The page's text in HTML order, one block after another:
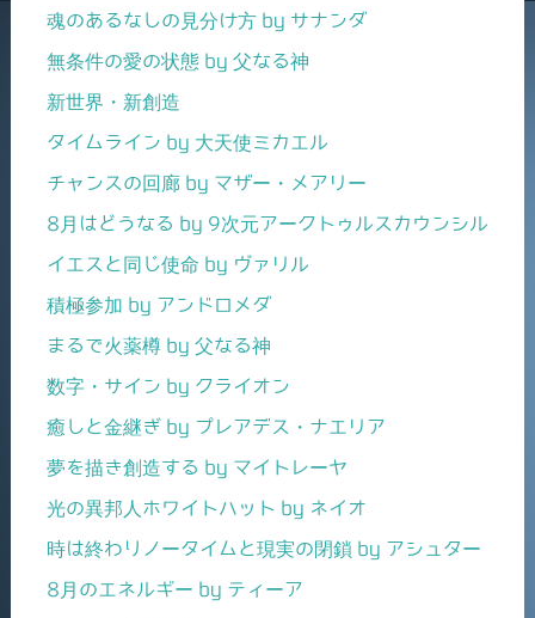
魂のあるなしの見分け方 by サナンダ
無条件の愛の状態 by 父なる神
新世界・新創造
タイムライン by 大天使ミカエル
チャンスの回廊 by マザー・メアリー
8月はどうなる by 9次元アークトゥルスカウンシル
イエスと同じ使命 by ヴァリル
積極参加 by アンドロメダ
まるで火薬樽 by 父なる神
数字・サイン by クライオン
癒しと金継ぎ by プレアデス・ナエリア
夢を描き創造する by マイトレーヤ
光の異邦人ホワイトハット by ネイオ
時は終わりノータイムと現実の閉鎖 by アシュター
8月のエネルギー by ティーア